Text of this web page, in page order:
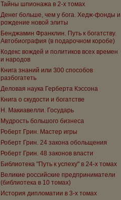
Тайны шпионажа в 2-х томах
Денег больше, чем у бога. Хедж-фонды и
рождение новой элиты
Бенджамин Франклин. Путь к богатству.
Автобиография (в подарочном коробе)
Кодекс вождей и политиков всех времен
и народов
Книга знаний или 300 способов
разбогатеть
Деловая наука Герберта Кэссона
Книга о скудости и богатстве
Н. Макиавелли. Государь
Мудрость большого бизнеса
Роберт Грин. Мастер игры
Роберт Грин. 24 закона обольщения
Роберт Грин. 48 законов власти
Библиотека "Путь к успеху" в 24-х томах
Великие российские предприниматели
(библиотека в 10 томах)
История дипломатии в 3-х томах